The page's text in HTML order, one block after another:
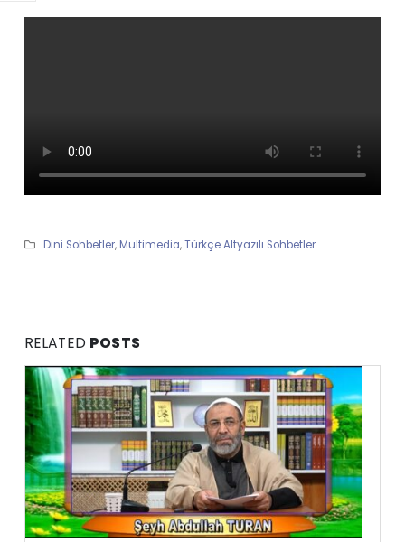
Dini Sohbetler, Multimedia,Türkçe Altyazılı Sohbetler
RELATED POSTS